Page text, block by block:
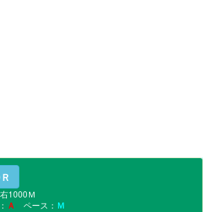
1000Ｍ
Ａ ペース： Ｍ